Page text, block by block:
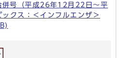
併号（平成26年12月22日～平
クス：＜インフルエンザ＞